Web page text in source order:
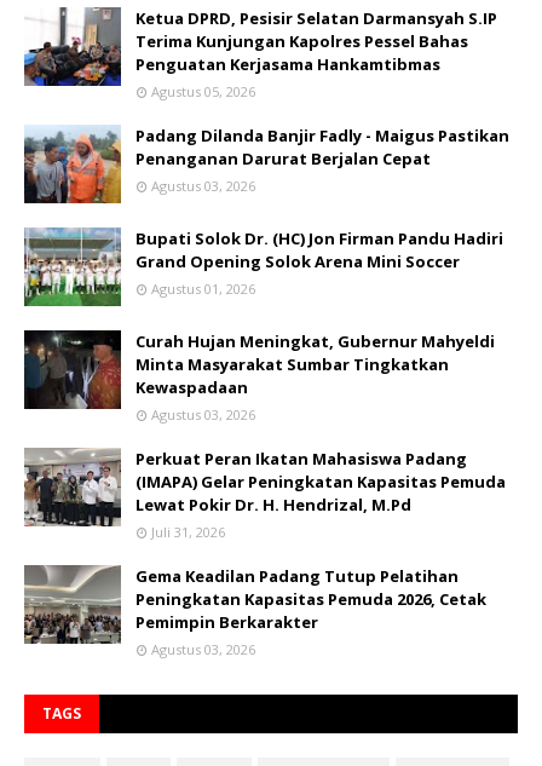
Ketua DPRD, Pesisir Selatan Darmansyah S.IP
Terima Kunjungan Kapolres Pessel Bahas
Penguatan Kerjasama Hankamtibmas
Agustus 05, 2026
Padang Dilanda Banjir Fadly - Maigus Pastikan
Penanganan Darurat Berjalan Cepat
Agustus 03, 2026
Bupati Solok Dr. (HC) Jon Firman Pandu Hadiri
Grand Opening Solok Arena Mini Soccer
Agustus 01, 2026
Curah Hujan Meningkat, Gubernur Mahyeldi
Minta Masyarakat Sumbar Tingkatkan
Kewaspadaan
Agustus 03, 2026
Perkuat Peran Ikatan Mahasiswa Padang
(IMAPA) Gelar Peningkatan Kapasitas Pemuda
Lewat Pokir Dr. H. Hendrizal, M.Pd
Juli 31, 2026
Gema Keadilan Padang Tutup Pelatihan
Peningkatan Kapasitas Pemuda 2026, Cetak
Pemimpin Berkarakter
Agustus 03, 2026
TAGS